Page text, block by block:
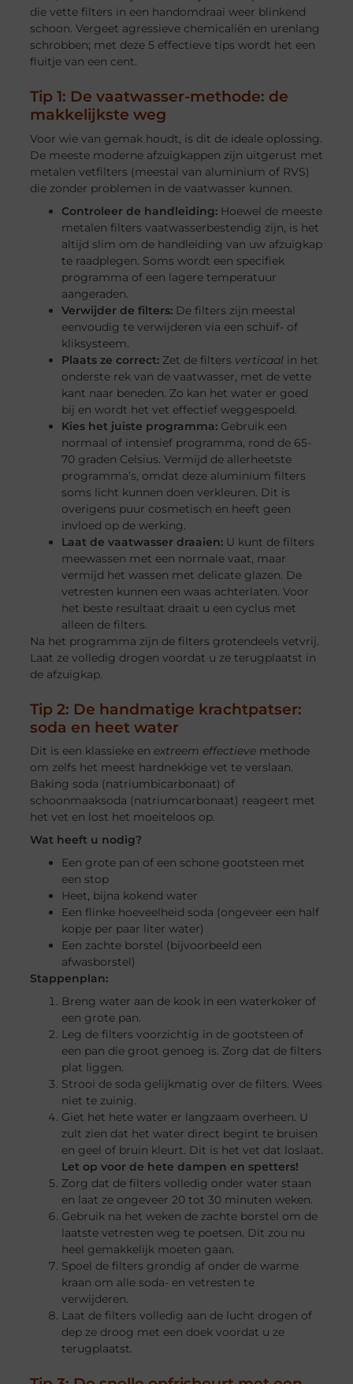
die vette filters in een handomdraai weer blinkend
schoon. Vergeet agressieve chemicaliën en urenlang
schrobben; met deze 5 effectieve tips wordt het een
fluitje van een cent.
Tip 1: De vaatwasser-methode: de
makkelijkste weg
Voor wie van gemak houdt, is dit de ideale oplossing.
De meeste moderne afzuigkappen zijn uitgerust met
metalen vetfilters (meestal van aluminium of RVS)
die zonder problemen in de vaatwasser kunnen.
Controleer de handleiding: Hoewel de meeste
metalen filters vaatwasserbestendig zijn, is het
altijd slim om de handleiding van uw afzuigkap
te raadplegen. Soms wordt een specifiek
programma of een lagere temperatuur
aangeraden.
Verwijder de filters: De filters zijn meestal
eenvoudig te verwijderen via een schuif- of
kliksysteem.
Plaats ze correct: Zet de filters verticaal in het
onderste rek van de vaatwasser, met de vette
kant naar beneden. Zo kan het water er goed
bij en wordt het vet effectief weggespoeld.
Kies het juiste programma: Gebruik een
normaal of intensief programma, rond de 65-
70 graden Celsius. Vermijd de allerheetste
programma’s, omdat deze aluminium filters
soms licht kunnen doen verkleuren. Dit is
overigens puur cosmetisch en heeft geen
invloed op de werking.
Laat de vaatwasser draaien: U kunt de filters
meewassen met een normale vaat, maar
vermijd het wassen met delicate glazen. De
vetresten kunnen een waas achterlaten. Voor
het beste resultaat draait u een cyclus met
alleen de filters.
Na het programma zijn de filters grotendeels vetvrij.
Laat ze volledig drogen voordat u ze terugplaatst in
de afzuigkap.
Tip 2: De handmatige krachtpatser:
soda en heet water
Dit is een klassieke en extreem effectieve methode
om zelfs het meest hardnekkige vet te verslaan.
Baking soda (natriumbicarbonaat) of
schoonmaaksoda (natriumcarbonaat) reageert met
het vet en lost het moeiteloos op.
Wat heeft u nodig?
Een grote pan of een schone gootsteen met
een stop
Heet, bijna kokend water
Een flinke hoeveelheid soda (ongeveer een half
kopje per paar liter water)
Een zachte borstel (bijvoorbeeld een
afwasborstel)
Stappenplan:
Breng water aan de kook in een waterkoker of
een grote pan.
Leg de filters voorzichtig in de gootsteen of
een pan die groot genoeg is. Zorg dat de filters
plat liggen.
Strooi de soda gelijkmatig over de filters. Wees
niet te zuinig.
Giet het hete water er langzaam overheen. U
zult zien dat het water direct begint te bruisen
en geel of bruin kleurt. Dit is het vet dat loslaat.
Let op voor de hete dampen en spetters!
Zorg dat de filters volledig onder water staan
en laat ze ongeveer 20 tot 30 minuten weken.
Gebruik na het weken de zachte borstel om de
laatste vetresten weg te poetsen. Dit zou nu
heel gemakkelijk moeten gaan.
Spoel de filters grondig af onder de warme
kraan om alle soda- en vetresten te
verwijderen.
Laat de filters volledig aan de lucht drogen of
dep ze droog met een doek voordat u ze
terugplaatst.